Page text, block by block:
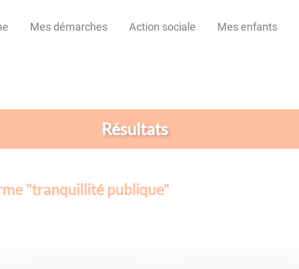
Mes démarches Action sociale Mes enfants
Résultats
"tranquillité publique"